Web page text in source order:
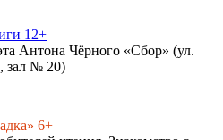
12+
Антона Чёрного «Сбор» (ул.
зал № 20)
6+